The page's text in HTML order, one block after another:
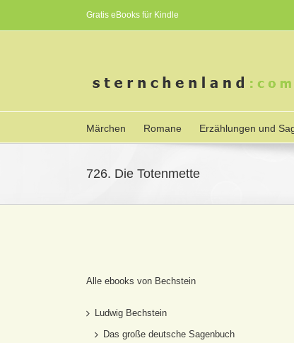
Gratis eBooks für Kindle
Märchen Romane Erzählungen und
726. Die Totenmette
Alle ebooks von Bechstein
Ludwig Bechstein
Das große deutsche Sagenbuch